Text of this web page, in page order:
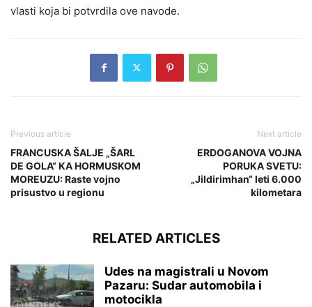
vlasti koja bi potvrdila ove navode.
Previous article
FRANCUSKA ŠALJE „ŠARL
DE GOLA“ KA HORMUSKOM
MOREUZU: Raste vojno
prisustvo u regionu
Next article
ERDOGANOVA VOJNA
PORUKA SVETU:
„Jildirimhan“ leti 6.000
kilometara
RELATED ARTICLES
Udes na magistrali u Novom
Pazaru: Sudar automobila i
motocikla